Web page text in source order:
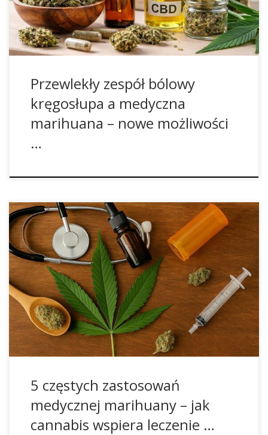
te naturalne związki mogą wpłynąć na poprawę jakości
życia […]
Przewlekły zespół bólowy
kręgosłupa a medyczna
marihuana – nowe możliwości
…
Medyczna marihuana zyskuje coraz większą popularność
wśród pacjentów i lekarzy na całym świecie. Dzięki swoim
właściwościom przeciwbólowym, przeciwzapalnym,
rozluźniającym oraz przeciwdrgawkowym, cannabis
znajduje zastosowanie w wielu terapiach, szczególnie tam,
gdzie tradycyjne metody leczenia okazują się
niewystarczające. Poniżej poznasz 5 najczęstszych
zastosowań medycznej marihuany, potwierdzonych
badaniami i doświadczeniami pacjentów. Medyczna
marihuana […]
5 częstych zastosowań
medycznej marihuany – jak
cannabis wspiera leczenie …